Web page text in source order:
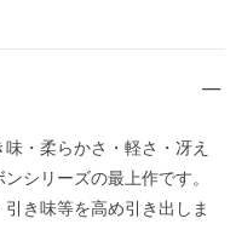
・柔らかさ・軽さ・冴え
シリーズの最上作です。
き味等を高め引き出しま